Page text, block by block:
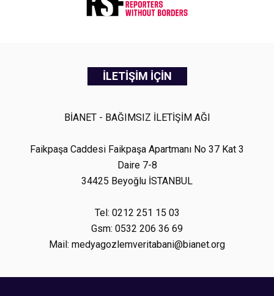
İLETİŞİM İÇİN
BİANET - BAĞIMSIZ İLETİŞİM AĞI
Faikpaşa Caddesi Faikpaşa Apartmanı No 37 Kat 3
Daire 7-8
34425 Beyoğlu İSTANBUL
Tel: 0212 251 15 03
Gsm: 0532 206 36 69
Mail: medyagozlemveritabani@bianet.org